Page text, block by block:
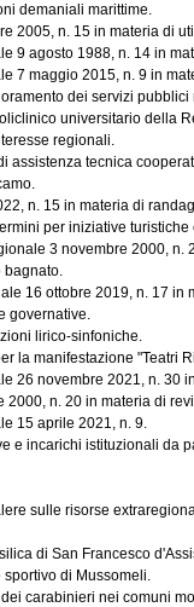
demaniali marittime.
2005, n. 15 in materia di
9 agosto 1988, n. 14 in
7 maggio 2015, n. 9 in
dei servizi
universitario della
regionali.
assistenza tecnica
n. 15 in materia di
per iniziative turistiche
3 novembre 2000, n.
bagnato.
16 ottobre 2019, n. 17 in
governative.
lirico-sinfoniche.
la manifestazione "Teatri
26 novembre 2021, n. 30
n. 20 in materia di
15 aprile 2021, n. 9.
e incarichi istituzionali da
sulle risorse
di San Francesco
di Mussomeli.
carabinieri nei comuni